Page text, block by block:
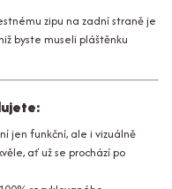
zipu na zadní straně je
byste museli pláštěnku
jen funkční, ale i vizuálně
ať už se prochází po